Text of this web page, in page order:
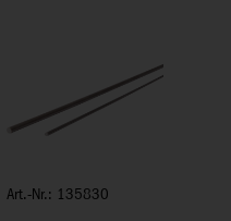
Art.-Nr.: 135830